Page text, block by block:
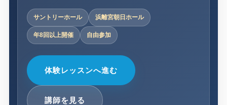
サントリーホール 浜離宮朝日ホール
年8回以上開催 自由参加
体験レッスンへ進む
講師を見る